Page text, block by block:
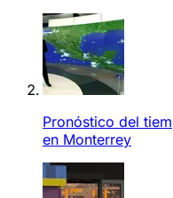
Pronóstico del
en Monterrey